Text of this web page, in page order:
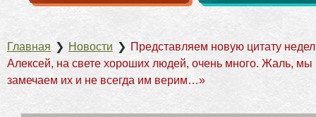
Главная ❯ Новости ❯ Представляем новую цитату
Алексей, на свете хороших людей, очень много. Жаль, мы
замечаем их и не всегда им верим…»